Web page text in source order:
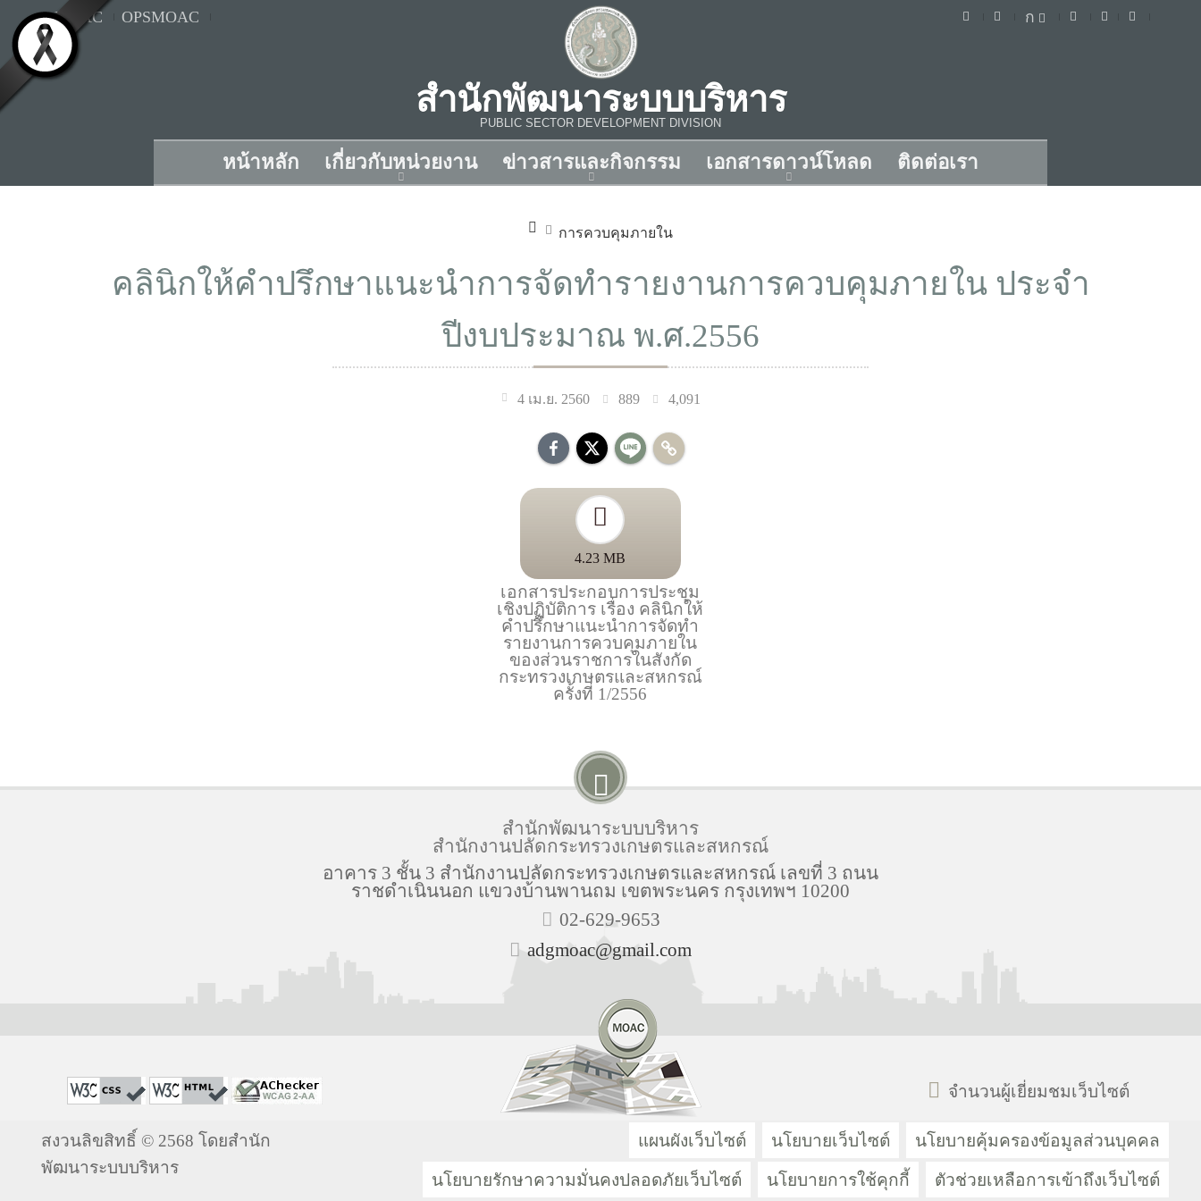
MOAC OPSMOAC ก
สำนักพัฒนาระบบบริหาร
PUBLIC SECTOR DEVELOPMENT DIVISION
หน้าหลัก เกี่ยวกับหน่วยงาน ข่าวสารและกิจกรรม เอกสารดาวน์โหลด ติดต่อเรา
การควบคุมภายใน
คลินิกให้คำปรึกษาแนะนำการจัดทำรายงานการควบคุมภายใน ประจำ
ปีงบประมาณ พ.ศ.2556
4 เม.ย. 2560 889 4,091
4.23 MB
เอกสารประกอบการประชุม
เชิงปฏิบัติการ เรื่อง คลินิกให้
คำปรึกษาแนะนำการจัดทำ
รายงานการควบคุมภายใน
ของส่วนราชการในสังกัด
กระทรวงเกษตรและสหกรณ์
ครั้งที่ 1/2556
สำนักพัฒนาระบบบริหาร
สำนักงานปลัดกระทรวงเกษตรและสหกรณ์
อาคาร 3 ชั้น 3 สำนักงานปลัดกระทรวงเกษตรและสหกรณ์ เลขที่ 3 ถนน
ราชดำเนินนอก แขวงบ้านพานถม เขตพระนคร กรุงเทพฯ 10200
02-629-9653
adgmoac@gmail.com
จำนวนผู้เยี่ยมชมเว็บไซต์
สงวนลิขสิทธิ์ © 2568 โดยสำนัก
พัฒนาระบบบริหาร
แผนผังเว็บไซต์ นโยบายเว็บไซต์ นโยบายคุ้มครองข้อมูลส่วนบุคคล
นโยบายรักษาความมั่นคงปลอดภัยเว็บไซต์ นโยบายการใช้คุกกี้ ตัวช่วยเหลือการเข้าถึงเว็บไซต์